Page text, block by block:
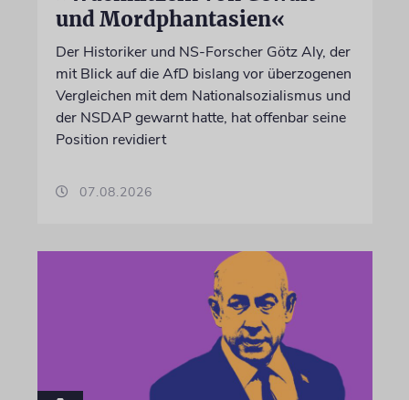
und Mordphantasien«
Der Historiker und NS-Forscher Götz Aly, der
mit Blick auf die AfD bislang vor überzogenen
Vergleichen mit dem Nationalsozialismus und
der NSDAP gewarnt hatte, hat offenbar seine
Position revidiert
07.08.2026